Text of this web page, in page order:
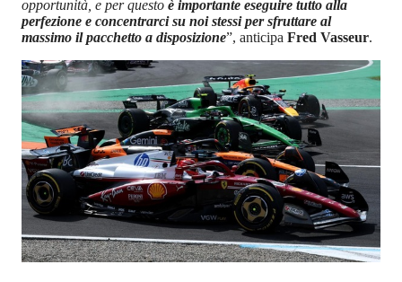
opportunità, e per questo è importante eseguire tutto alla
perfezione e concentrarci su noi stessi per sfruttare al
massimo il pacchetto a disposizione”, anticipa Fred Vasseur.